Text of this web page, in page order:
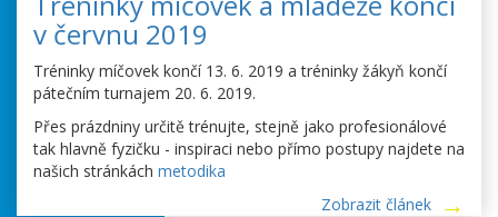
v červnu 2019
Tréninky míčovek končí 13. 6. 2019 a tréninky žákyň končí
pátečním turnajem 20. 6. 2019.
Přes prázdniny určitě trénujte, stejně jako profesionálové
tak hlavně fyzičku - inspiraci nebo přímo postupy najdete na
našich stránkách metodika
Zobrazit článek